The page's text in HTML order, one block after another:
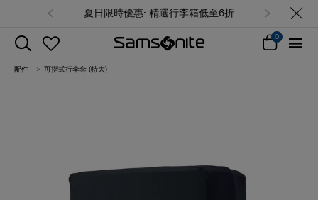
夏日限時優惠: 精選行李箱低至6折
0
配件 可摺式行李套 (特大)